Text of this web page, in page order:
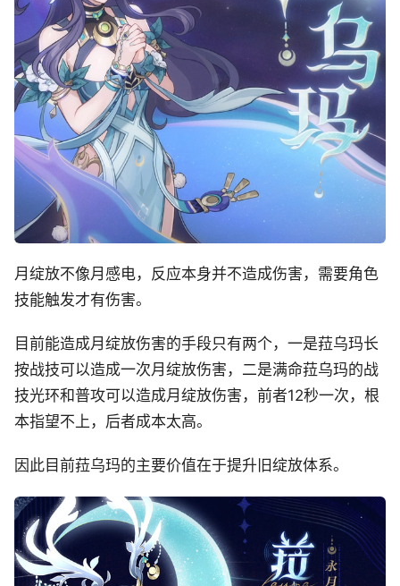
月绽放不像月感电，反应本身并不造成伤害，需要角色
技能触发才有伤害。
目前能造成月绽放伤害的手段只有两个，一是菈乌玛长
按战技可以造成一次月绽放伤害，二是满命菈乌玛的战
技光环和普攻可以造成月绽放伤害，前者12秒一次，根
本指望不上，后者成本太高。
因此目前菈乌玛的主要价值在于提升旧绽放体系。